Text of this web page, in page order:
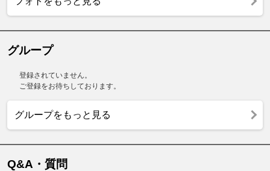
グループ
登録されていません。
ご登録をお待ちしております。
グループをもっと見る
Q&A・質問